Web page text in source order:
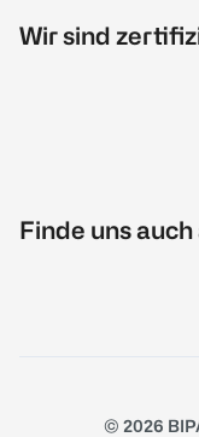
Wir sind
Finde uns
© 2026